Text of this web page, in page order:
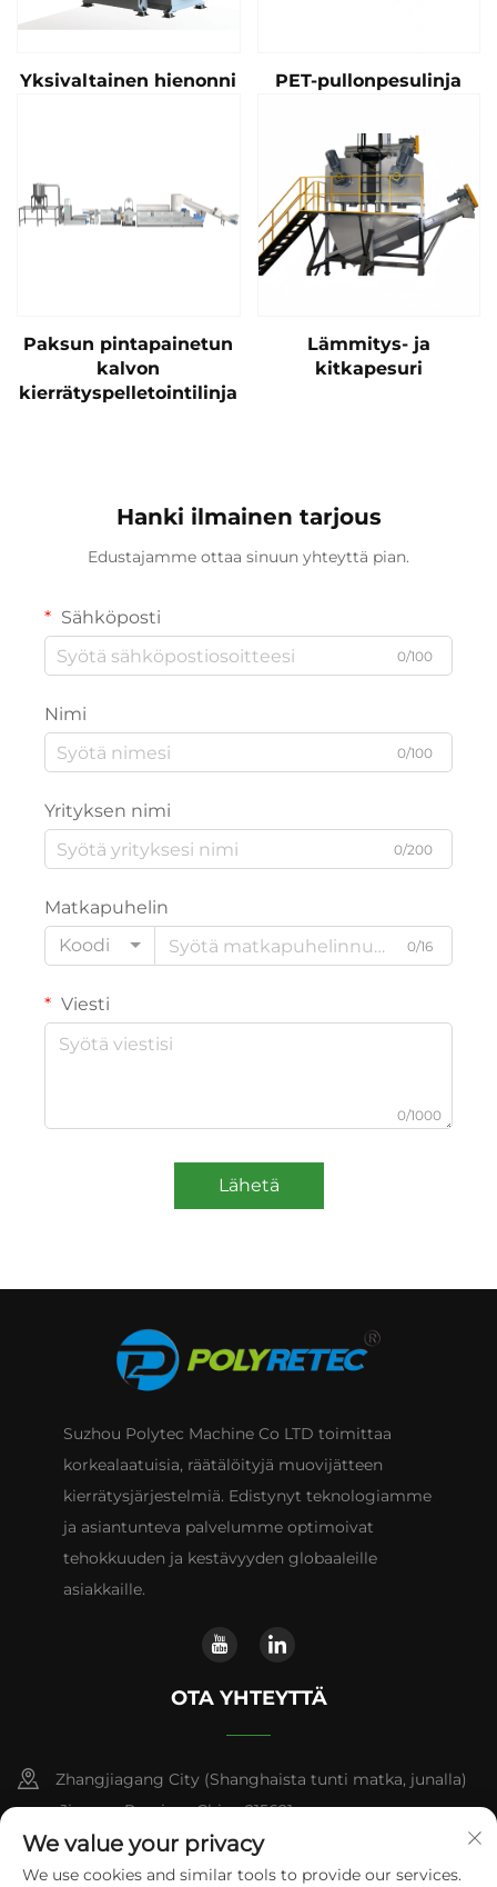
Yksivaltainen hienonni PET-pullonpesulinja
Paksun pintapainetun
kalvon
kierrätyspelletointilinja
Lämmitys- ja
kitkapesuri
Hanki ilmainen tarjous
Edustajamme ottaa sinuun yhteyttä pian.
Sähköposti
0/100
Nimi
0/100
Yrityksen nimi
0/200
Matkapuhelin
Koodi
0/16
Viesti
0/1000
Lähetä
Suzhou Polytec Machine Co LTD toimittaa
korkealaatuisia, räätälöityjä muovijätteen
kierrätysjärjestelmiä. Edistynyt teknologiamme
ja asiantunteva palvelumme optimoivat
tehokkuuden ja kestävyyden globaaleille
asiakkaille.
OTA YHTEYTTÄ
Zhangjiagang City (Shanghaista tunti matka, junalla)
,Jiangsu Province,China 215621
+86-13338664103
We value your privacy
We use cookies and similar tools to provide our services.